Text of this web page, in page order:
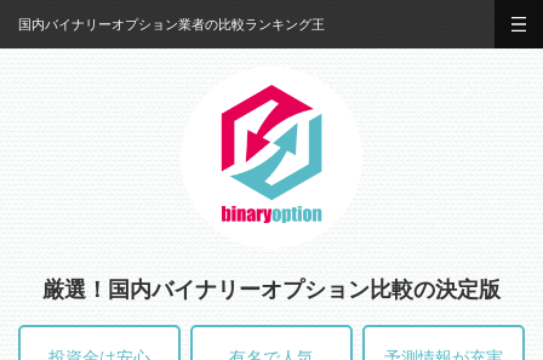
国内バイナリーオプション業者の比較ランキング王
厳選！国内バイナリーオプション比較の決定版